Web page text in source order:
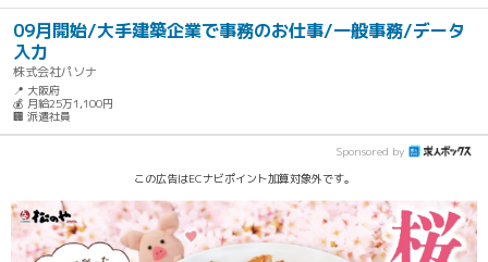
09月開始/大手建築企業で事務のお仕事/一般事務/データ
入力
株式会社パソナ
📍 大阪府
💰 月給25万1,100円
🏢 派遣社員
Sponsored by
この広告はECナビポイント加算対象外です。